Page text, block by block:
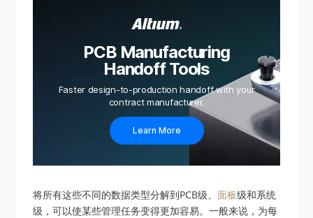
PCB Manufacturing
Handoff Tools
Faster design-to-production handoff with your
contract manufacturer.
Learn More
将所有这些不同的数据类型分解到PCB级、面板级和系统
级，可以使某些管理任务变得更加容易。一般来说，为每